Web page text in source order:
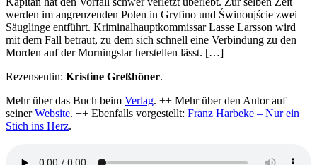
werden im angrenzenden Polen in Gryfino und Świnoujście zwei
Säuglinge entführt. Kriminalhauptkommissar Lasse Larsson wird
mit dem Fall betraut, zu dem sich schnell eine Verbindung zu den
Morden auf der Morningstar herstellen lässt. […]
Rezensentin: Kristine Greßhöner.
Mehr über das Buch beim Verlag. ++ Mehr über den Autor auf
seinerWebsite. ++ Ebenfalls vorgestellt: Franz Harbeke – Nur ein
Stich ins Herz.